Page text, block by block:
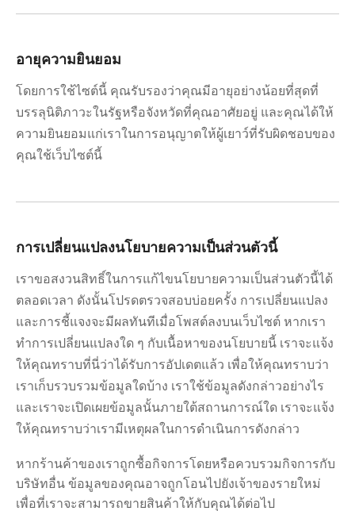
อายุความยินยอม
โดยการใช้ไซต์นี้ คุณรับรองว่าคุณมีอายุอย่างน้อยที่สุดที่
บรรลุนิติภาวะในรัฐหรือจังหวัดที่คุณอาศัยอยู่ และคุณได้ให้
ความยินยอมแก่เราในการอนุญาตให้ผู้เยาว์ที่รับผิดชอบของ
คุณใช้เว็บไซต์นี้
การเปลี่ยนแปลงนโยบายความเป็นส่วนตัวนี้
เราขอสงวนสิทธิ์ในการแก้ไขนโยบายความเป็นส่วนตัวนี้ได้
ตลอดเวลา ดังนั้นโปรดตรวจสอบบ่อยครั้ง การเปลี่ยนแปลง
และการชี้แจงจะมีผลทันทีเมื่อโพสต์ลงบนเว็บไซต์ หากเรา
ทำการเปลี่ยนแปลงใด ๆ กับเนื้อหาของนโยบายนี้ เราจะแจ้ง
ให้คุณทราบที่นี่ว่าได้รับการอัปเดตแล้ว เพื่อให้คุณทราบว่า
เราเก็บรวบรวมข้อมูลใดบ้าง เราใช้ข้อมูลดังกล่าวอย่างไร
และเราจะเปิดเผยข้อมูลนั้นภายใต้สถานการณ์ใด เราจะแจ้ง
ให้คุณทราบว่าเรามีเหตุผลในการดำเนินการดังกล่าว
หากร้านค้าของเราถูกซื้อกิจการโดยหรือควบรวมกิจการกับ
บริษัทอื่น ข้อมูลของคุณอาจถูกโอนไปยังเจ้าของรายใหม่
เพื่อที่เราจะสามารถขายสินค้าให้กับคุณได้ต่อไป